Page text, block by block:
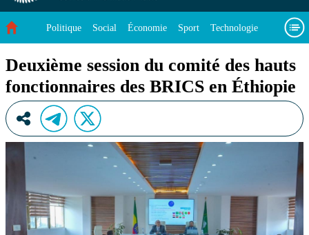
Politique Social Économie Sport Technologie
Deuxième session du comité des hauts
fonctionnaires des BRICS en Éthiopie